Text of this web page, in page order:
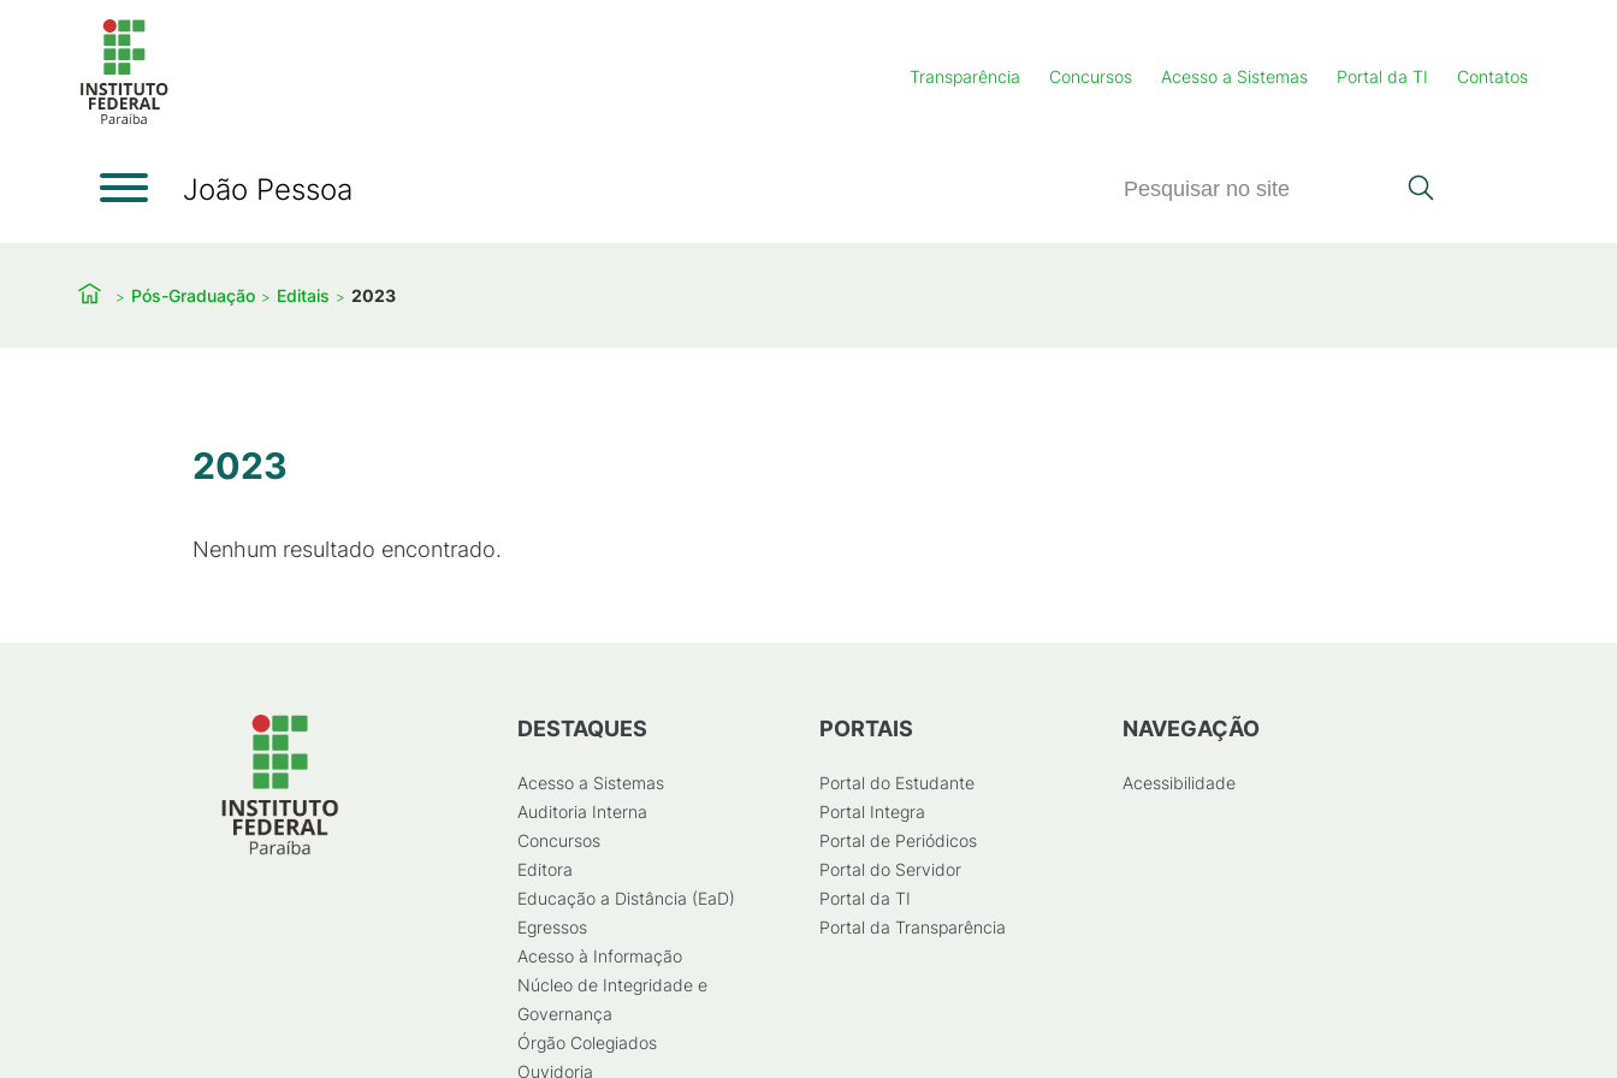
Transparência Concursos Acesso a Sistemas Portal da TI Contatos
João Pessoa
Pós-Graduação Editais 2023
2023
Nenhum resultado encontrado.
DESTAQUES
Acesso a Sistemas
Auditoria Interna
Concursos
Editora
Educação a Distância (EaD)
Egressos
Acesso à Informação
Núcleo de Integridade e
Governança
Órgão Colegiados
Ouvidoria
PORTAIS
Portal do Estudante
Portal Integra
Portal de Periódicos
Portal do Servidor
Portal da TI
Portal da Transparência
NAVEGAÇÃO
Acessibilidade